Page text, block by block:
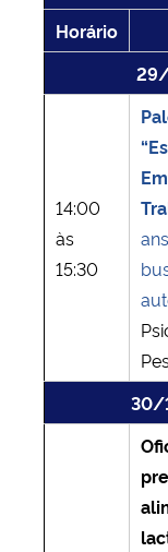
Horário
14:00
às
15:30
30/